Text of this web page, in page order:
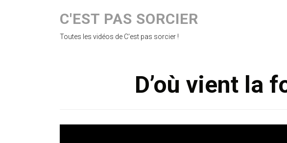
C'EST PAS SORCIER
Toutes les vidéos de C'est pas sorcier !
D’où vient la